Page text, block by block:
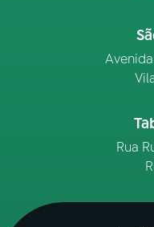
Avenida
Rua